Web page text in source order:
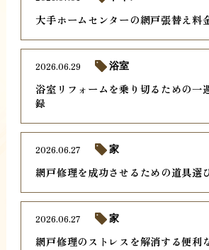
大手ホームセンターの網戸張替え料
浴室リフォームを乗り切るための一
録
2026.06.29 浴室
網戸修理を成功させるための道具選
2026.06.27 家
網戸修理のストレスを解消する便利
2026.06.27 家